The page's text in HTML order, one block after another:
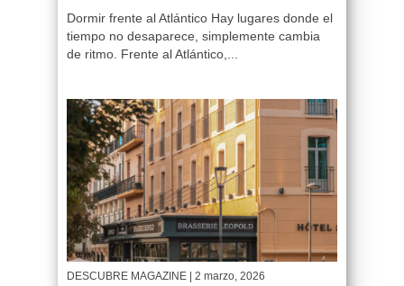
Dormir frente al Atlántico Hay lugares donde el
tiempo no desaparece, simplemente cambia
de ritmo. Frente al Atlántico,...
DESCUBRE MAGAZINE | 2 marzo, 2026